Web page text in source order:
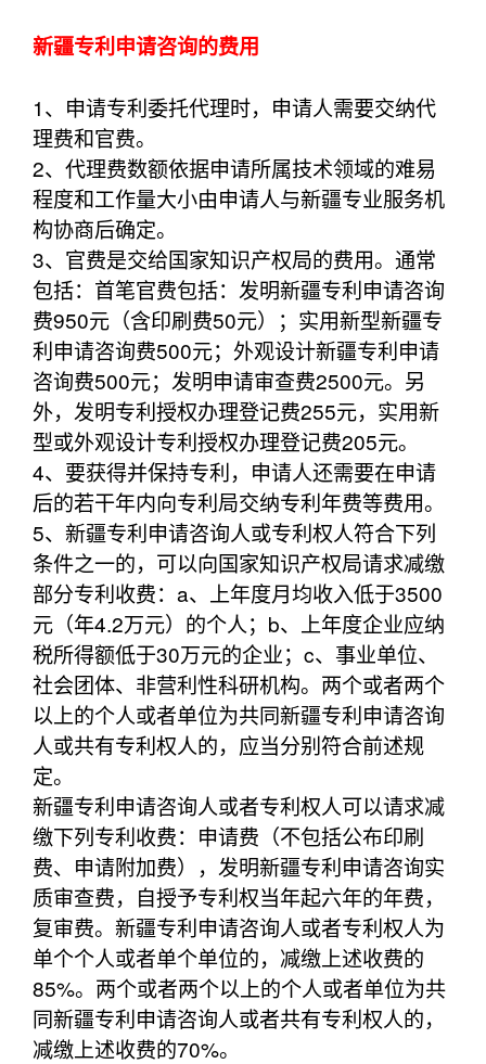
新疆专利申请咨询的费用
1、申请专利委托代理时，申请人需要交纳代
理费和官费。
2、代理费数额依据申请所属技术领域的难易
程度和工作量大小由申请人与新疆专业服务机
构协商后确定。
3、官费是交给国家知识产权局的费用。通常
包括：首笔官费包括：发明新疆专利申请咨询
费950元（含印刷费50元）；实用新型新疆专
利申请咨询费500元；外观设计新疆专利申请
咨询费500元；发明申请审查费2500元。另
外，发明专利授权办理登记费255元，实用新
型或外观设计专利授权办理登记费205元。
4、要获得并保持专利，申请人还需要在申请
后的若干年内向专利局交纳专利年费等费用。
5、新疆专利申请咨询人或专利权人符合下列
条件之一的，可以向国家知识产权局请求减缴
部分专利收费：a、上年度月均收入低于3500
元（年4.2万元）的个人；b、上年度企业应纳
税所得额低于30万元的企业；c、事业单位、
社会团体、非营利性科研机构。两个或者两个
以上的个人或者单位为共同新疆专利申请咨询
人或共有专利权人的，应当分别符合前述规
定。
新疆专利申请咨询人或者专利权人可以请求减
缴下列专利收费：申请费（不包括公布印刷
费、申请附加费），发明新疆专利申请咨询实
质审查费，自授予专利权当年起六年的年费，
复审费。新疆专利申请咨询人或者专利权人为
单个个人或者单个单位的，减缴上述收费的
85%。两个或者两个以上的个人或者单位为共
同新疆专利申请咨询人或者共有专利权人的，
减缴上述收费的70%。